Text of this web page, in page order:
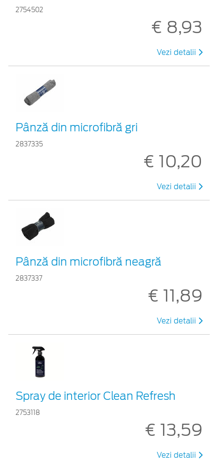
2754502
€ 8,93
Vezi detalii
Pânză din microfibră gri
2837335
€ 10,20
Vezi detalii
Pânză din microfibră neagră
2837337
€ 11,89
Vezi detalii
Spray de interior Clean Refresh
2753118
€ 13,59
Vezi detalii